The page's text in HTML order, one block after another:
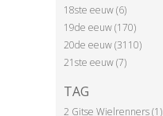
18ste eeuw (6)
19de eeuw (170)
20de eeuw (3110)
21ste eeuw (7)
TAG
2 Gitse Wielrenners (1)